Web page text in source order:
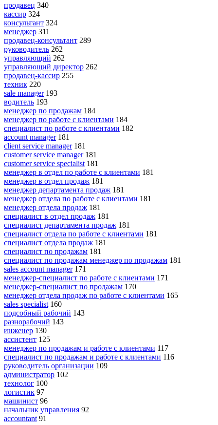
продавец 340
кассир 324
консультант 324
менеджер 311
продавец-консультант 289
руководитель 262
управляющий 262
управляющий директор 262
продавец-кассир 255
техник 220
sale manager 193
водитель 193
менеджер по продажам 184
менеджер по работе с клиентами 184
специалист по работе с клиентами 182
account manager 181
client service manager 181
customer service manager 181
customer service specialist 181
менеджер в отдел по работе с клиентами 181
менеджер в отдел продаж 181
менеджер департамента продаж 181
менеджер отдела по работе с клиентами 181
менеджер отдела продаж 181
специалист в отдел продаж 181
специалист департамента продаж 181
специалист отдела по работе с клиентами 181
специалист отдела продаж 181
специалист по продажам 181
специалист по продажам менеджер по продажам 181
sales account manager 171
менеджер-специалист по работе с клиентами 171
менеджер-специалист по продажам 170
менеджер отдела продаж по работе с клиентами 165
sales specialist 160
подсобный рабочий 143
разнорабочий 143
инженер 130
ассистент 125
менеджер по продажам и работе с клиентами 117
специалист по продажам и работе с клиентами 116
руководитель организации 109
администратор 102
технолог 100
логистик 97
машинист 96
начальник управления 92
accountant 91